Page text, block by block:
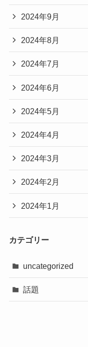
2024年9月
2024年8月
2024年7月
2024年6月
2024年5月
2024年4月
2024年3月
2024年2月
2024年1月
カテゴリー
uncategorized
話題